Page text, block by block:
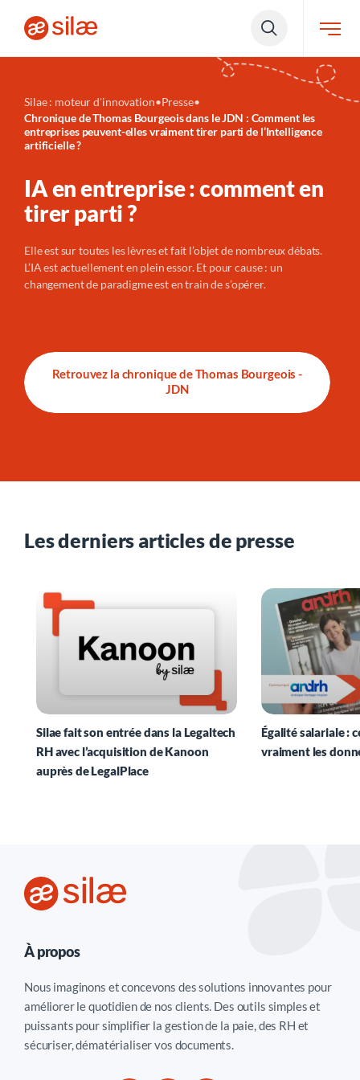
Silae : moteur d'innovation•Presse•
Chronique de Thomas Bourgeois dans le JDN : Comment les
entreprises peuvent-elles vraiment tirer parti de l’Intelligence
artificielle ?
IA en entreprise : comment en
tirer parti ?
Elle est sur toutes les lèvres et fait l’objet de nombreux débats.
L’IA est actuellement en plein essor. Et pour cause : un
changement de paradigme est en train de s’opérer.
Retrouvez la chronique de Thomas Bourgeois -
JDN
Les derniers articles de presse
Silae fait son entrée dans la Legaltech
RH avec l’acquisition de Kanoon
auprès de LegalPlace
Égalité salariale :
vraiment les
À propos
Nous imaginons et concevons des solutions innovantes pour
améliorer le quotidien de nos clients. Des outils simples et
puissants pour simplifier la gestion de la paie, des RH et
sécuriser, dématérialiser vos documents.